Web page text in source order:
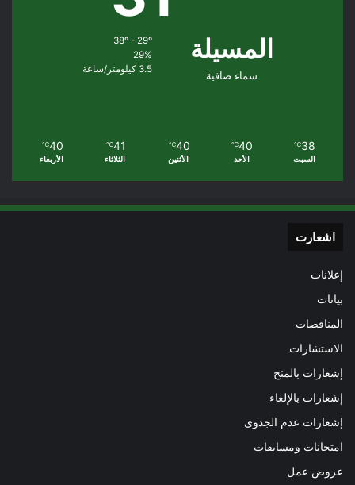
المسيلة
سماء صافية
38º - 29º
29%
3.5 كيلومتر/ساعة
38
℃
السبت
40
℃
الأحد
40
℃
الأثنين
41
℃
الثلاثاء
40
℃
الأربعاء
اشعارت
إعلانات
بيانات
المناقصات
الاستشارات
إشعارات بالمنح
إشعارات بالإلغاء
إشعارات عدم الجدوى
امتحانات ومسابقات
عروض عمل